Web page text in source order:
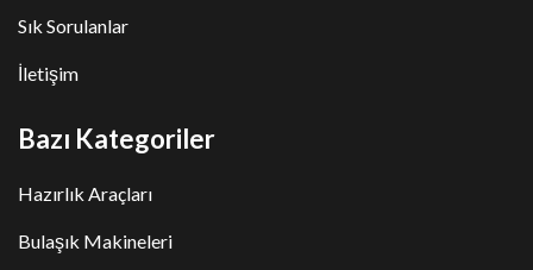
Sık Sorulanlar
İletişim
Bazı Kategoriler
Hazırlık Araçları
Bulaşık Makineleri